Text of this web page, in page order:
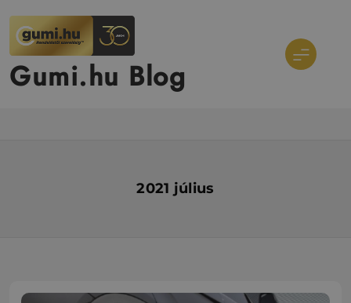
tartalomra
Gumi.hu Blog
2021 július